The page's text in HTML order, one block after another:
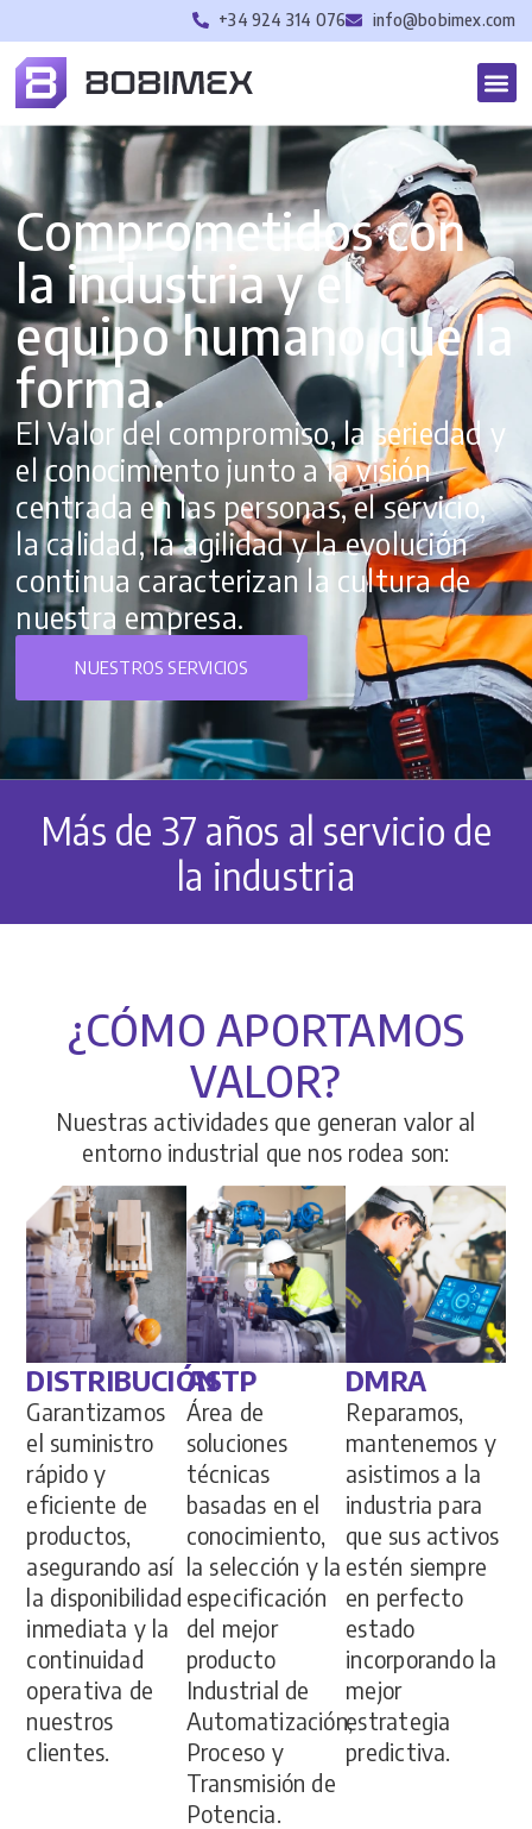
+34 924 314 076 info@bobimex.com
Comprometidos con
la industria y el
equipo humano que la
forma.
El Valor del compromiso, la seriedad y
el conocimiento junto a la visión
centrada en las personas, el servicio,
la calidad, la agilidad y la evolución
continua caracterizan la cultura de
nuestra empresa.
NUESTROS SERVICIOS
Más de 37 años al servicio de
la industria
¿CÓMO APORTAMOS
VALOR?
Nuestras actividades que generan valor al
entorno industrial que nos rodea son:
DISTRIBUCIÓN
Garantizamos
el suministro
rápido y
eficiente de
productos,
asegurando así
la disponibilidad
inmediata y la
continuidad
operativa de
nuestros
clientes.
ASTP
Área de
soluciones
técnicas
basadas en el
conocimiento,
la selección y la
especificación
del mejor
producto
Industrial de
Automatización,
Proceso y
Transmisión de
Potencia.
DMRA
Reparamos,
mantenemos y
asistimos a la
industria para
que sus activos
estén siempre
en perfecto
estado
incorporando la
mejor
estrategia
predictiva.